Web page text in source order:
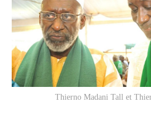
Thierno Madani Tall et